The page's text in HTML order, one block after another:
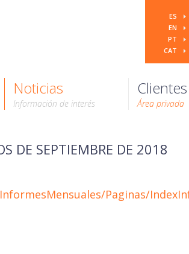
ES
EN
PT
CAT
Noticias
Información de interés
Clientes
Área privada
DE SEPTIEMBRE DE 2018
Paginas/